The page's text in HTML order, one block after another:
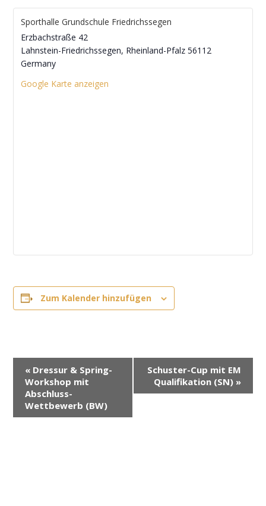
Sporthalle Grundschule Friedrichssegen
Erzbachstraße 42
Lahnstein-Friedrichssegen, Rheinland-Pfalz 56112
Germany
Google Karte anzeigen
Zum Kalender hinzufügen
« Dressur & Spring-
Workshop mit
Abschluss-
Wettbewerb (BW)
Schuster-Cup mit EM
Qualifikation (SN) »